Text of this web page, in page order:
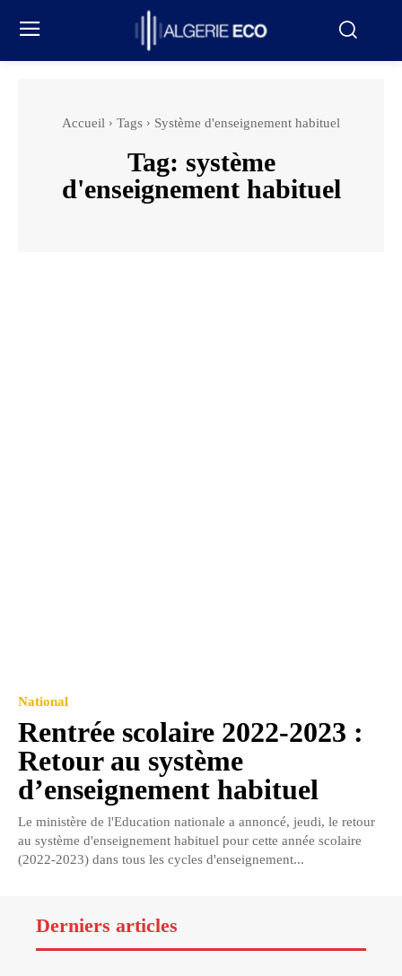
Accueil Tags Système d'enseignement habituel
Tag: système
d'enseignement habituel
National
Rentrée scolaire 2022-2023 :
Retour au système
d’enseignement habituel
Le ministère de l'Education nationale a annoncé, jeudi, le retour
au système d'enseignement habituel pour cette année scolaire
(2022-2023) dans tous les cycles d'enseignement...
Derniers articles